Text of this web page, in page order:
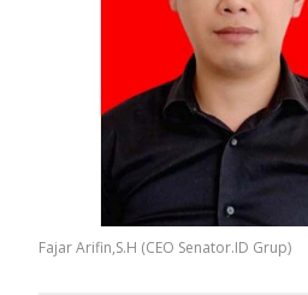
Fajar Arifin,S.H (CEO Senator.ID Grup)